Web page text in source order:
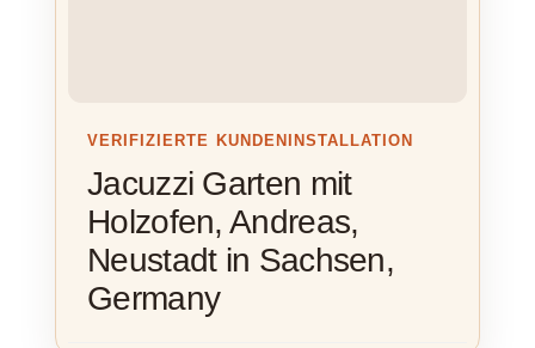
VERIFIZIERTE KUNDENINSTALLATION
Jacuzzi Garten mit
Holzofen, Andreas,
Neustadt in Sachsen,
Germany